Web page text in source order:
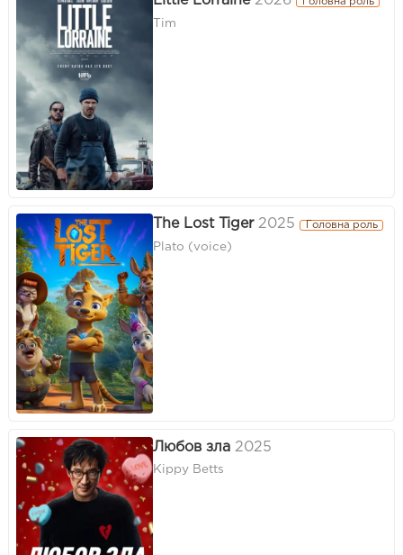
Tim
The Lost Tiger 2025 Головна роль
Plato (voice)
Любов зла 2025
Kippy Betts